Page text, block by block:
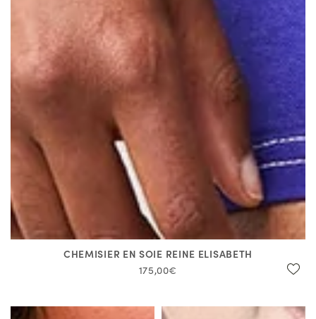
CHEMISIER EN SOIE REINE ELISABETH
175,00€